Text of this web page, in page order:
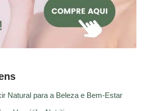
Natural para a Beleza e Bem-Estar